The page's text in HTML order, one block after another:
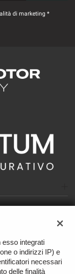
di marketing *
esso integrati
o indirizzi IP) e
necessari
delle finalità